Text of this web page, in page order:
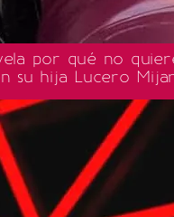
por qué no
su hija Lucero